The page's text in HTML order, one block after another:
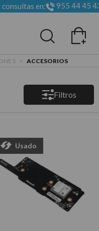
en: 955 44 45
S > ACCESORIOS
Filtros
Usado